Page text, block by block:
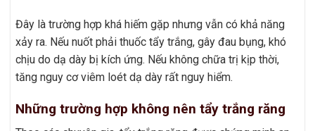
Đây là trường hợp khá hiếm gặp nhưng vẫn có khả năng
xảy ra. Nếu nuốt phải thuốc tẩy trắng, gây đau bụng, khó
chịu do dạ dày bị kích ứng. Nếu không chữa trị kịp thời,
tăng nguy cơ viêm loét dạ dày rất nguy hiểm.
Những trường hợp không nên tẩy trắng răng